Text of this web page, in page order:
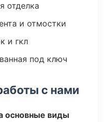
отделка
и отмостки
и гкл
под ключ
с нами
основные виды